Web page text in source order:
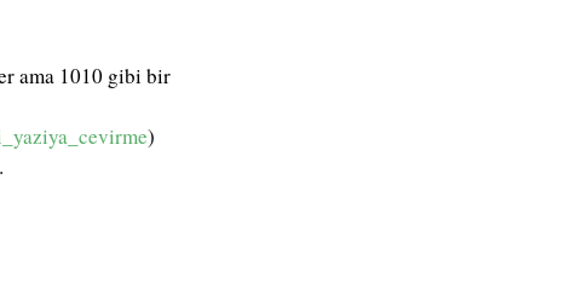
ama 1010 gibi bir
)